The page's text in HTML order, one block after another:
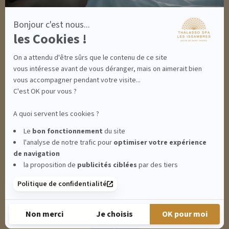
Bonjour c'est nous...
les Cookies !
On a attendu d'être sûrs que le contenu de ce site
vous intéresse avant de vous déranger, mais on aimerait bien
vous accompagner pendant votre visite...
C'est OK pour vous ?
A quoi servent les cookies ?
Le bon fonctionnement du site
l'analyse de notre trafic pour optimiservotre expérience
de navigation
la proposition de publicités ciblées par des tiers
Politique de confidentialité
Non merci Je choisis OK pour moi
MENTIONS LÉGALES
CONDITIONS GÉNÉRALES - BONS CADEAUX
POLITIQUE DE CONFIDENTIALITÉ
THALASSO SPA LES ISSAMBRES - RÉSIDENCE LES CALANQUES PIERRE &
VACANCES**** - BOULEVARD DU MÉROU - 83380 LES ISSAMBRES -
CLIQUEZ-ICI POUR MODIFIER VOS PRÉFÉRENCES EN MATIÈRE DE COOKIES